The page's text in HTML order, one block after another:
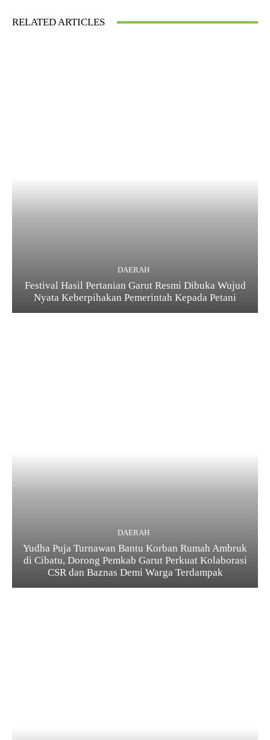
RELATED ARTICLES
DAERAH
Festival Hasil Pertanian Garut Resmi Dibuka Wujud
Nyata Keberpihakan Pemerintah Kepada Petani
DAERAH
Yudha Puja Turnawan Bantu Korban Rumah Ambruk
di Cibatu, Dorong Pemkab Garut Perkuat Kolaborasi
CSR dan Baznas Demi Warga Terdampak